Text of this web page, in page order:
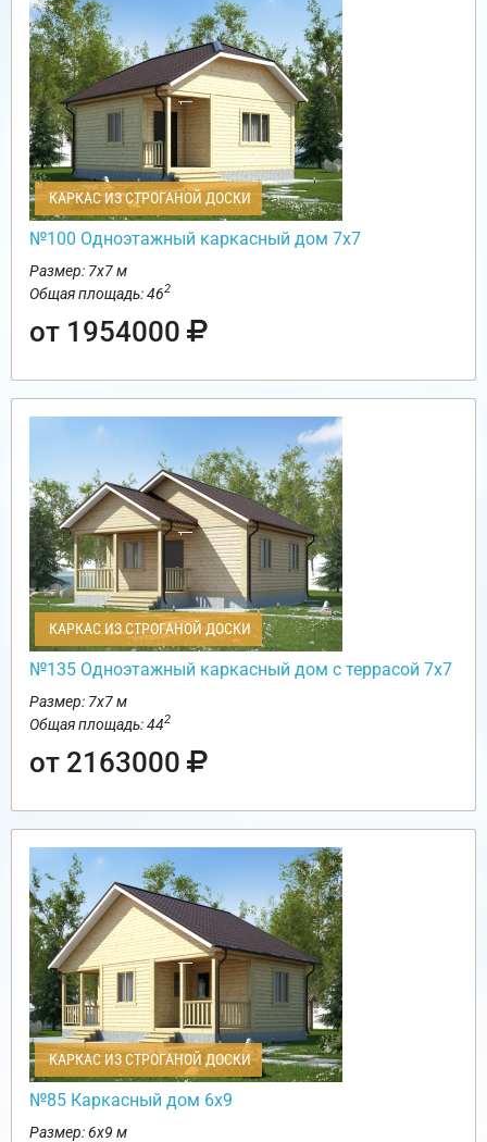
КАРКАС ИЗ СТРОГАНОЙ ДОСКИ
№100 Одноэтажный каркасный дом 7х7
Размер: 7х7 м
Общая площадь: 462
от 1954000
КАРКАС ИЗ СТРОГАНОЙ ДОСКИ
№135 Одноэтажный каркасный дом с террасой 7х7
Размер: 7х7 м
Общая площадь: 442
от 2163000
КАРКАС ИЗ СТРОГАНОЙ ДОСКИ
№85 Каркасный дом 6х9
Размер: 6х9 м